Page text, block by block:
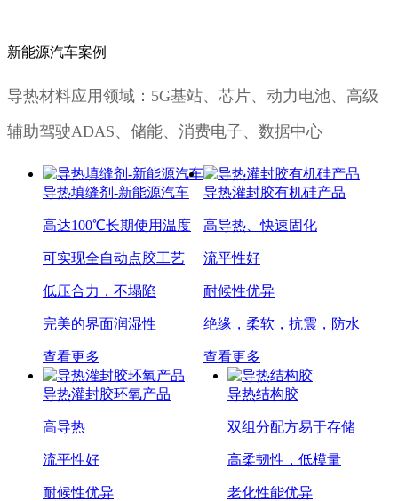
新能源汽车案例
导热材料应用领域：5G基站、芯片、动力电池、高级
辅助驾驶ADAS、储能、消费电子、数据中心
导热填缝剂-新能源汽车
高达100℃长期使用温度
可实现全自动点胶工艺
低压合力，不塌陷
完美的界面润湿性
查看更多
导热灌封胶有机硅产品
高导热、快速固化
流平性好
耐候性优异
绝缘，柔软，抗震，防水
查看更多
导热灌封胶环氧产品
高导热
流平性好
耐候性优异
导热结构胶
双组分配方易于存储
高柔韧性，低模量
老化性能优异